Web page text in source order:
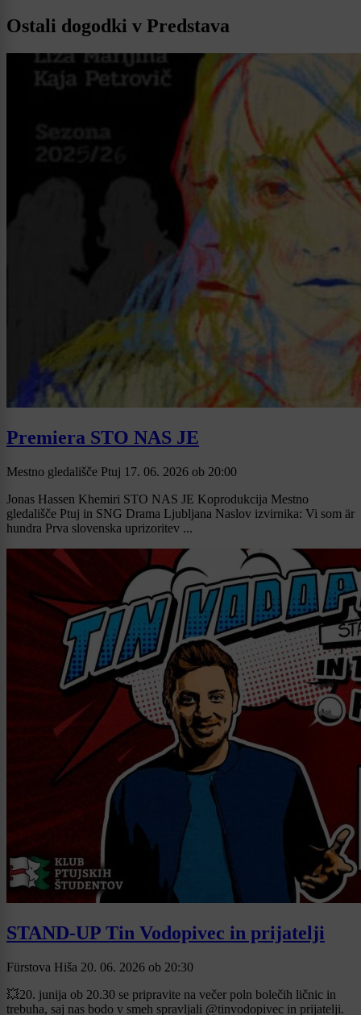
Ostali dogodki v Predstava
Premiera STO NAS JE
Mestno gledališče Ptuj 17. 06. 2026 ob 20:00
Jonas Hassen Khemiri STO NAS JE Koprodukcija Mestno
gledališče Ptuj in SNG Drama Ljubljana Naslov izvirnika: Vi som är
hundra Prva slovenska uprizoritev ...
STAND-UP Tin Vodopivec in prijatelji
Fürstova Hiša 20. 06. 2026 ob 20:30
💥20. junija ob 20.30 se pripravite na večer poln bolečih ličnic in
trebuha, saj nas bodo v smeh spravljali @tinvodopivec in prijatelji.